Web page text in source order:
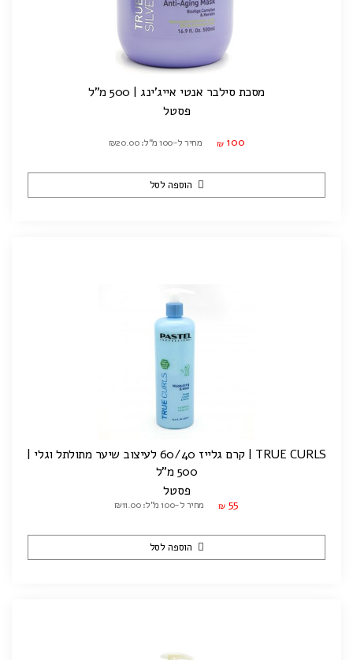
מסכת סילבר אנטי אייג'ינג | 500 מ"ל
פסטל
₪ 100 מחיר ל-100 מ"ל: ₪20.00
הוספה לסל
TRUE CURLS | קרם גלייז 60/40 לעיצוב שיער מתולתל וגלי |
500 מ"ל
פסטל
₪ 55 מחיר ל-100 מ"ל: ₪11.00
הוספה לסל